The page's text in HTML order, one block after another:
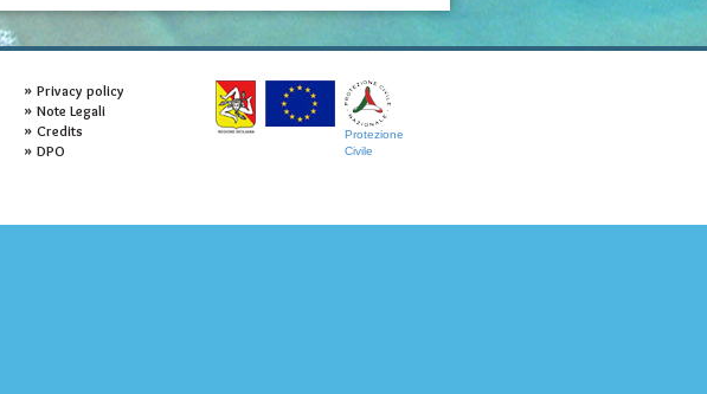
Privacy policy
Note Legali
Credits
DPO
Protezione
Civile